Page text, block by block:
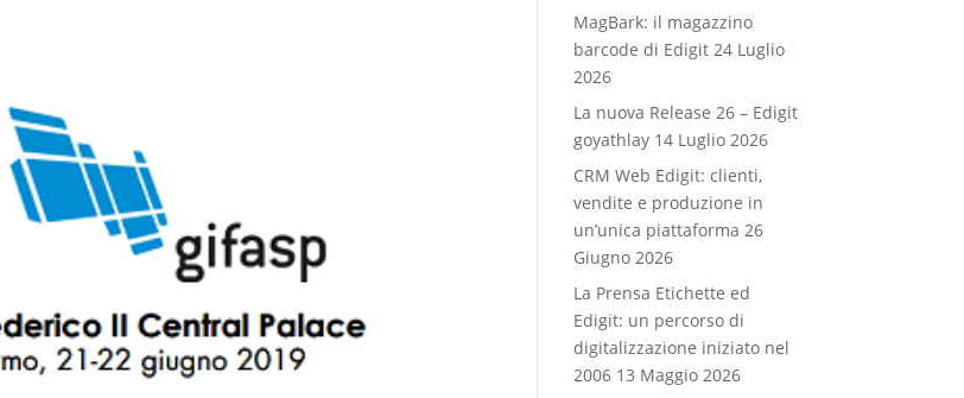
MagBark: il magazzino
barcode di Edigit 24 Luglio
2026
La nuova Release 26 – Edigit
goyathlay 14 Luglio 2026
CRM Web Edigit: clienti,
vendite e produzione in
un’unica piattaforma 26
Giugno 2026
La Prensa Etichette ed
Edigit: un percorso di
digitalizzazione iniziato nel
2006 13 Maggio 2026